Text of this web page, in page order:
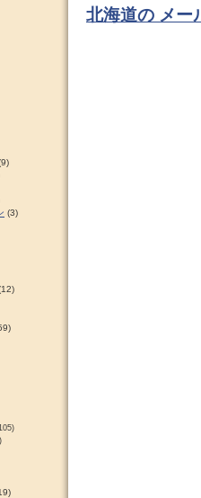
北海道の メー
(3)